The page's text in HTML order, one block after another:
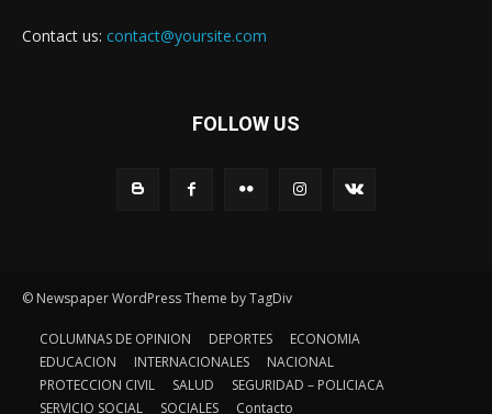
Contact us: contact@yoursite.com
FOLLOW US
© Newspaper WordPress Theme by TagDiv
COLUMNAS DE OPINION DEPORTES
ECONOMIA
EDUCACION
INTERNACIONALES
NACIONAL
PROTECCION CIVIL
SALUD
SEGURIDAD – POLICIACA
SERVICIO SOCIAL
SOCIALES Contacto